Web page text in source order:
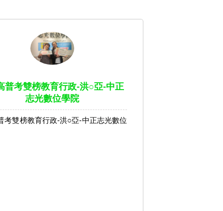
普考雙榜教育行政-洪○亞-中正
志光數位學院
考雙榜教育行政-洪○亞-中正志光數位